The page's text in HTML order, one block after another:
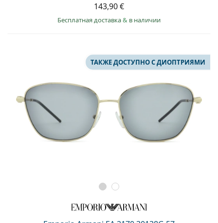
143,90 €
Бесплатная доставка& в наличии
ТАКЖЕ ДОСТУПНО С ДИОПТРИЯМИ